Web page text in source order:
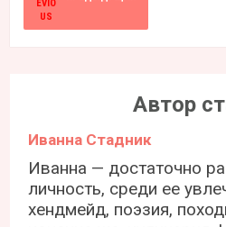
Автор
Иванна Стадник
Иванна — достаточно
личность, среди ее
хендмейд, поэзия,